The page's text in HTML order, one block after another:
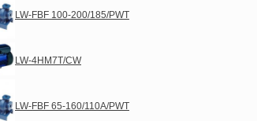
LW-FBF 100-200/185/PWT
LW-4HM7T/CW
LW-FBF 65-160/110A/PWT